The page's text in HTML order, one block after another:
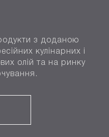
з доданою
кулінарних і
олій та на ринку